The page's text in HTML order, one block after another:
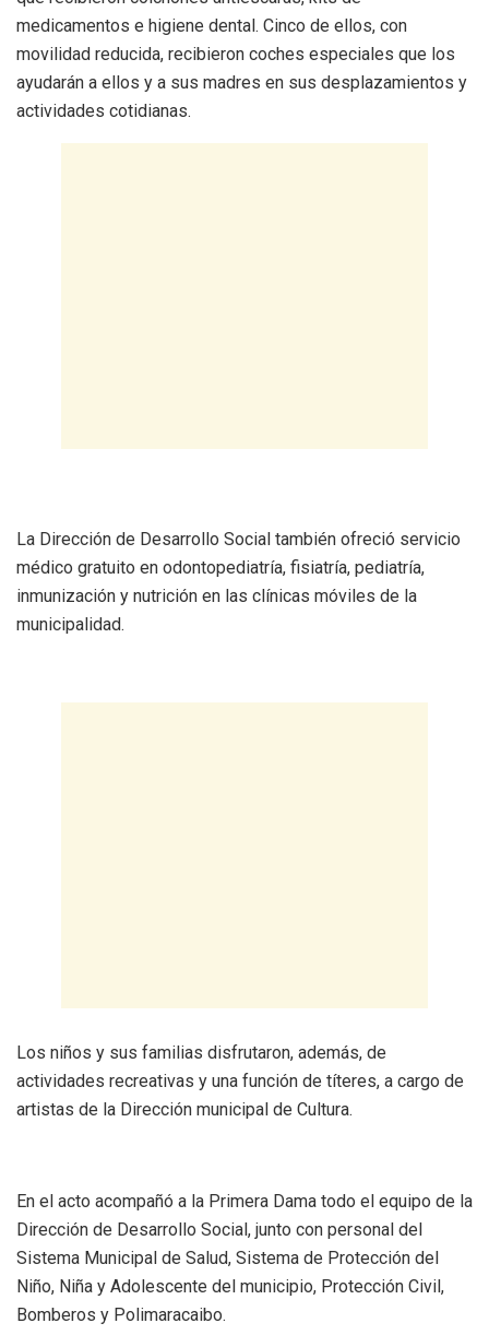
medicamentos e higiene dental. Cinco de ellos, con
movilidad reducida, recibieron coches especiales que los
ayudarán a ellos y a sus madres en sus desplazamientos y
actividades cotidianas.
La Dirección de Desarrollo Social también ofreció servicio
médico gratuito en odontopediatría, fisiatría, pediatría,
inmunización y nutrición en las clínicas móviles de la
municipalidad.
Los niños y sus familias disfrutaron, además, de
actividades recreativas y una función de títeres, a cargo de
artistas de la Dirección municipal de Cultura.
En el acto acompañó a la Primera Dama todo el equipo de la
Dirección de Desarrollo Social, junto con personal del
Sistema Municipal de Salud, Sistema de Protección del
Niño, Niña y Adolescente del municipio, Protección Civil,
Bomberos y Polimaracaibo.